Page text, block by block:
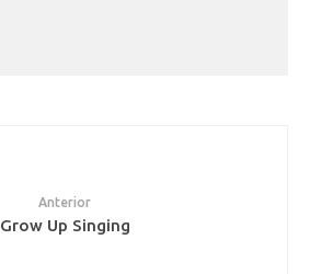
Anterior
Grow Up Singing